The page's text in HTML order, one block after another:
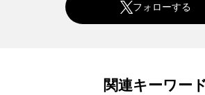
フォローする
関連キーワー